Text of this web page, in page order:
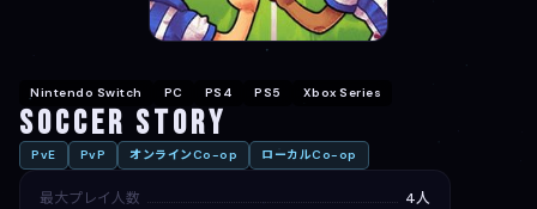
Nintendo Switch PC PS4 PS5 Xbox Series
Soccer Story
PvE PvP オンラインCo-op ローカルCo-op
最大プレイ人数 4人